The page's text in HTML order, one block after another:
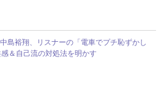
島裕翔、リスナーの「電車でプチ恥ずかし
＆自己流の対処法を明かす